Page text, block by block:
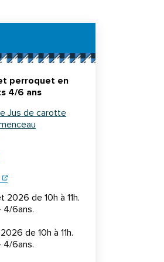
complémentaires
perroquet en
4/6 ans
Jus de carotte
dans un nouvel onglet)
dans un nouvel onglet)
(ouverture dans un nouvel onglet)
2026 de 10h à 11h.
4/6ans.
de 10h à 11h.
4/6ans.